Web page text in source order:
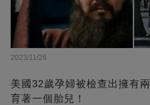
2023/11/26
美國32歲孕婦被檢查出擁有
育著一個胎兒！